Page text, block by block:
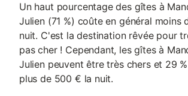
Un haut pourcentage des gîtes à
Julien (71 %) coûte en général moins
nuit. C'est la destination rêvée pour
pas cher ! Cependant, les gîtes à
Julien peuvent être très chers et 29
plus de 500 € la nuit.